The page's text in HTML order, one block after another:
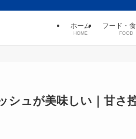
ホーム
HOME
フード・
FOOD
シュが美味しい｜甘さ